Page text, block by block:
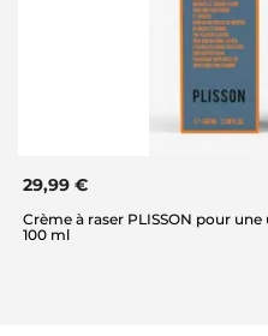
29,99 €
Crème à raser PLISSON pour
100 ml